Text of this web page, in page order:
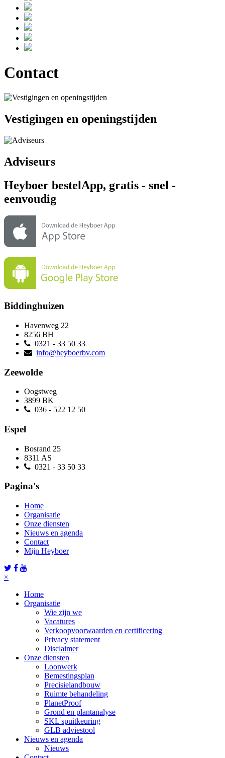
Contact
Vestigingen en openingstijden
Adviseurs
Heyboer bestelApp, gratis - snel -
eenvoudig
Biddinghuizen
Havenweg 22
8256 BH
0321 - 33 50 33
info@heyboerbv.com
Zeewolde
Oogstweg
3899 BK
036 - 522 12 50
Espel
Bosrand 25
8311 AS
0321 - 33 50 33
Pagina's
Home
Organisatie
Onze diensten
Nieuws en agenda
Contact
Mijn Heyboer
×
Home
Organisatie
Wie zijn we
Vacatures
Verkoopvoorwaarden en certificering
Privacy statement
Disclaimer
Onze diensten
Loonwerk
Bemestingsplan
Precisielandbouw
Ruimte behandeling
PlanetProof
Grond en plantanalyse
SKL spuitkeuring
GLB adviestool
Nieuws en agenda
Nieuws